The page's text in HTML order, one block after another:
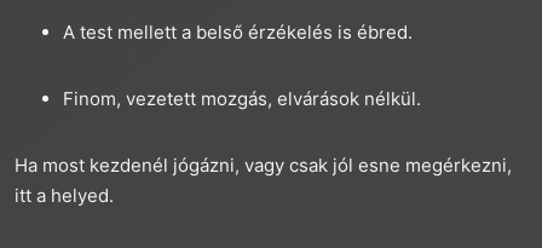
A test mellett a belső érzékelés is ébred.
Finom, vezetett mozgás, elvárások nélkül.
Ha most kezdenél jógázni, vagy csak jól esne megérkezni,
itt a helyed.